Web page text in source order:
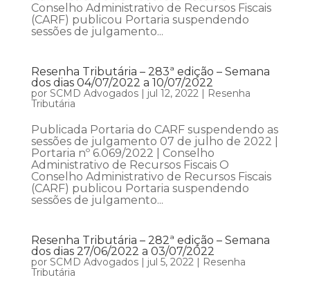
Conselho Administrativo de Recursos Fiscais
(CARF) publicou Portaria suspendendo
sessões de julgamento...
Resenha Tributária – 283ª edição – Semana
dos dias 04/07/2022 a 10/07/2022
por SCMD Advogados| jul 12, 2022| Resenha
Tributária
Publicada Portaria do CARF suspendendo as
sessões de julgamento 07 de julho de 2022 |
Portaria nº 6.069/2022 | Conselho
Administrativo de Recursos Fiscais O
Conselho Administrativo de Recursos Fiscais
(CARF) publicou Portaria suspendendo
sessões de julgamento...
Resenha Tributária – 282ª edição – Semana
dos dias 27/06/2022 a 03/07/2022
por SCMD Advogados| jul 5, 2022| Resenha
Tributária